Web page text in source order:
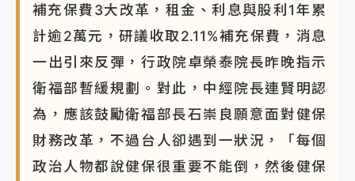
蔣萬安的建中同學！47歲法律學霸戰桃園 公開上任首
要3件事
補充保費3大改革，租金、利息與股利1年累
計逾2萬元，研議收取2.11%補充保費，消息
一出引來反彈，行政院卓榮泰院長昨晚指示
衛福部暫緩規劃。對此，中經院長連賢明認
為，應該鼓勵衛福部長石崇良願意面對健保
財務改革，不過台人卻遇到一狀況，「每個
政治人物都說健保很重要不能倒，然後健保